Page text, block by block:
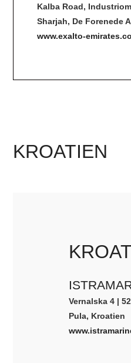
Kalba Road,
Sharjah, De Forenede
www.exalto-
KROATIEN
Vernalska 4 |
Pula, Kroatien